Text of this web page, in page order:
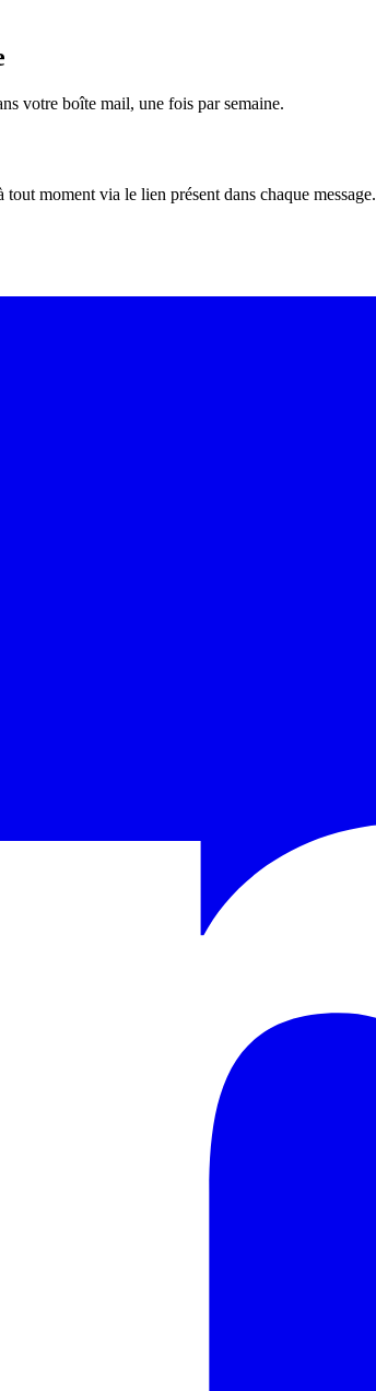
votre boîte mail, une fois par semaine.
moment via le lien présent dans chaque message.